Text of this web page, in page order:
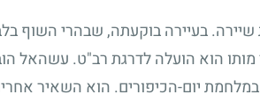
שיירה. בעיירה בוקעתה, שבהרי השוף
מותו הוא הועלה לדרגת רב"ט. עשהאל
יום-הכיפורים. הוא השאיר